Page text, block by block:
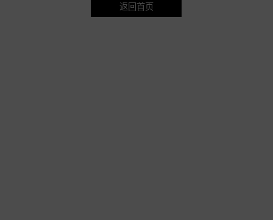
返回首页